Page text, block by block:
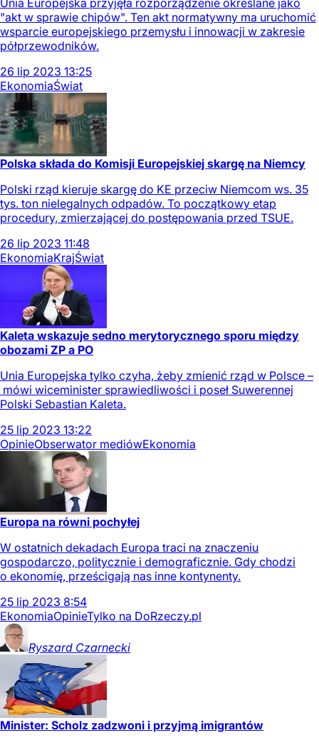
Unia Europejska przyjęła rozporządzenie określane jako
"akt w sprawie chipów". Ten akt normatywny ma uruchomić
wsparcie europejskiego przemysłu i innowacji w zakresie
półprzewodników.
26 lip 2023 13:25
EkonomiaŚwiat
Polska składa do Komisji Europejskiej skargę na Niemcy
Polski rząd kieruje skargę do KE przeciw Niemcom ws. 35
tys. ton nielegalnych odpadów. To początkowy etap
procedury, zmierzającej do postępowania przed TSUE.
26 lip 2023 11:48
EkonomiaKrajŚwiat
Kaleta wskazuje sedno merytorycznego sporu między
obozami ZP a PO
Unia Europejska tylko czyha, żeby zmienić rząd w Polsce –
mówi wiceminister sprawiedliwości i poseł Suwerennej
Polski Sebastian Kaleta.
25 lip 2023 13:22
OpinieObserwator mediówEkonomia
Europa na równi pochyłej
W ostatnich dekadach Europa traci na znaczeniu
gospodarczo, politycznie i demograficznie. Gdy chodzi
o ekonomię, prześcigają nas inne kontynenty.
25 lip 2023 8:54
EkonomiaOpinieTylko na DoRzeczy.pl
Ryszard Czarnecki
Minister: Scholz zadzwoni i przyjmą imigrantów